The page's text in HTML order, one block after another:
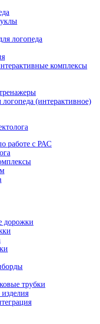
логопеда
комплексы
(интерактивное)
работе с РАС
дорожки
трубки